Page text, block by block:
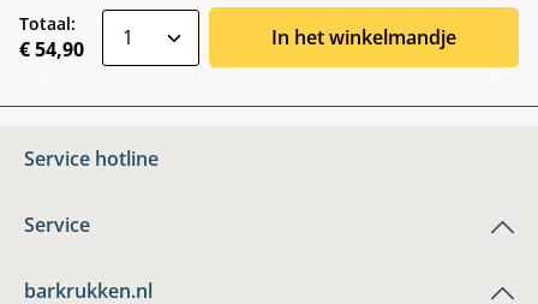
Totaal:
€ 54,90 In het winkelmandje
Service hotline
Service
barkrukken.nl